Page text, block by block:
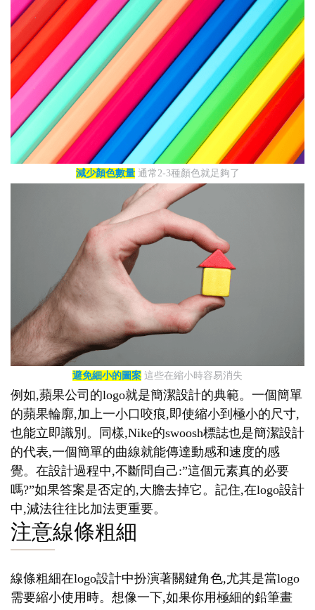
減少顏色數量通常2-3種顏色就足夠了
避免細小的圖案 這些在縮小時容易消失
例如,蘋果公司的logo就是簡潔設計的典範。一個簡單
的蘋果輪廓,加上一小口咬痕,即使縮小到極小的尺寸,
也能立即識別。同樣,Nike的swoosh標誌也是簡潔設計
的代表,一個簡單的曲線就能傳達動感和速度的感
覺。在設計過程中,不斷問自己:”這個元素真的必要
嗎?”如果答案是否定的,大膽去掉它。記住,在logo設計
中,減法往往比加法更重要。
注意線條粗細
線條粗細在logo設計中扮演著關鍵角色,尤其是當logo
需要縮小使用時。想像一下,如果你用極細的鉛筆畫